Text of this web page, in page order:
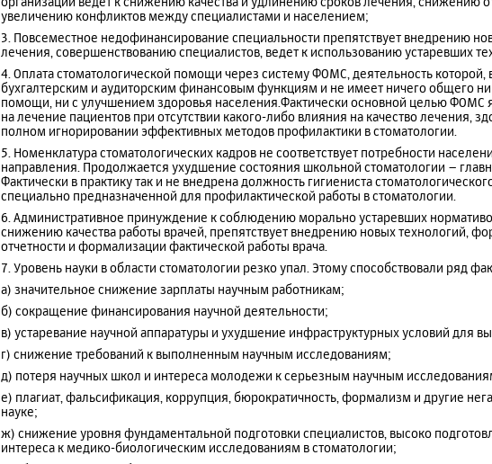
увеличению конфликтов между специалистами и населением;
3. Повсеместное недофинансирование специальности препятствует внедрению
лечения, совершенствованию специалистов, ведет к использованию устаревших
4. Оплата стоматологической помощи через систему ФОМС, деятельность которой,
бухгалтерским и аудиторским финансовым функциям и не имеет ничего общего ни
помощи, ни с улучшением здоровья населения.Фактически основной целью ФОМС
на лечение пациентов при отсутствии какого-либо влияния на качество лечения,
полном игнорировании эффективных методов профилактики в стоматологии.
5. Номенклатура стоматологических кадров не соответствует потребности
направления. Продолжается ухудшение состояния школьной стоматологии –
Фактически в практику так и не внедрена должность гигиениста
специально предназначенной для профилактической работы в стоматологии.
6. Административное принуждение к соблюдению морально устаревших
снижению качества работы врачей, препятствует внедрению новых технологий,
отчетности и формализации фактической работы врача.
7. Уровень науки в области стоматологии резко упал. Этому способствовали ряд
а) значительное снижение зарплаты научным работникам;
б) сокращение финансирования научной деятельности;
в) устаревание научной аппаратуры и ухудшение инфраструктурных условий для
г) снижение требований к выполненным научным исследованиям;
д) потеря научных школ и интереса молодежи к серьезным научным
е) плагиат, фальсификация, коррупция, бюрократичность, формализм и другие
науке;
ж) снижение уровня фундаментальной подготовки специалистов, высоко
интереса к медико-биологическим исследованиям в стоматологии;